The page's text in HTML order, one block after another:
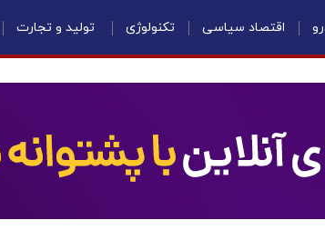
اقتصاد سیاسی تکنولوژی تولید و تجارت